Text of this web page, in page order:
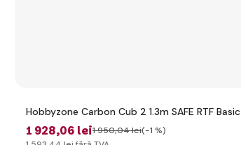
Hobbyzone Carbon Cub 2 1.3m SAFE RTF Basic
1 928,06 lei1 950,04 lei(-1 %)